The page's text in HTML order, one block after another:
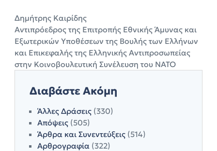
Δημήτρης Καιρίδης
Αντιπρόεδρος της Επιτροπής Εθνικής Άμυνας και
Εξωτερικών Υποθέσεων της Βουλής των Ελλήνων
και Επικεφαλής της Ελληνικής Αντιπροσωπείας
στην Κοινοβουλευτική Συνέλευση του ΝΑΤΟ
Διαβάστε Ακόμη
Άλλες Δράσεις (330)
Απόψεις (505)
Άρθρα και Συνεντεύξεις (514)
Αρθρογραφία (322)